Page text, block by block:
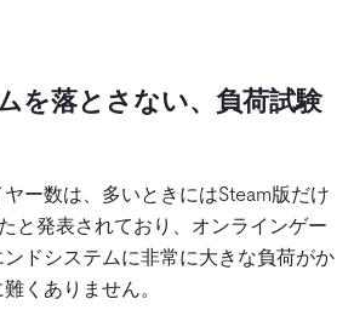
を落とさない、負荷試験
ー数は、多いときにはSteam版だけ
と発表されており、オンラインゲー
ドシステムに非常に大きな負荷がか
くありません。